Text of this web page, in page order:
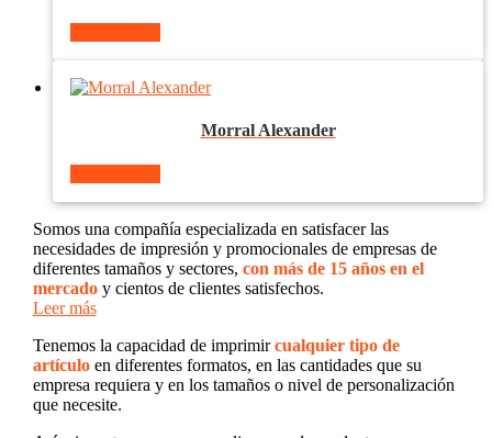
Morral Alexander
Somos una compañía especializada en satisfacer las
necesidades de impresión y promocionales de empresas de
diferentes tamaños y sectores, con más de 15 años en el
mercadoy cientos de clientes satisfechos.
Leer más
Tenemos la capacidad de imprimircualquier tipo de
artículoen diferentes formatos, en las cantidades que su
empresa requiera y en los tamaños o nivel de personalización
que necesite.